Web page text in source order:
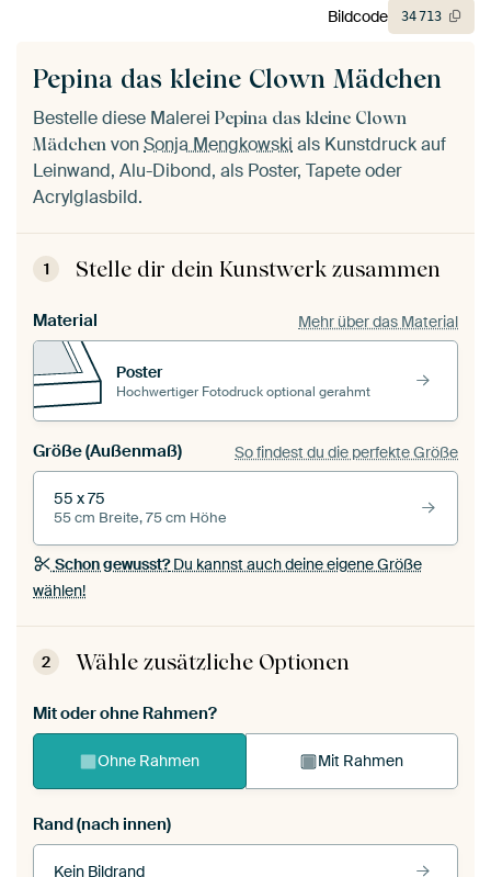
Pepina das kleine Clown Mädchen
Bestelle diese Malerei Pepina das kleine Clown
Mädchen vonSonja Mengkowskials Kunstdruck auf
Leinwand, Alu-Dibond, als Poster, Tapete oder
Acrylglasbild.
1 Stelle dir dein Kunstwerk zusammen
Material Mehr über das Material
Poster
Hochwertiger Fotodruck optional gerahmt
Größe (Außenmaß) So findest du die perfekte Größe
55 x 75
55 cm Breite, 75 cm Höhe
Schon gewusst?Du kannst auch deine eigene Größe
wählen!
2 Wähle zusätzliche Optionen
Mit oder ohne Rahmen?
Ohne Rahmen Mit Rahmen
Rand (nach innen)
Kein Bildrand
Bildcode 34713